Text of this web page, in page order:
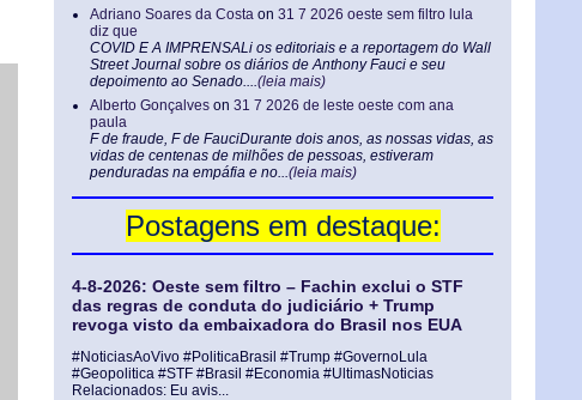
Adriano Soares da Costa on 31 7 2026 oeste sem filtro lula
diz que
COVID E A IMPRENSALi os editoriais e a reportagem do Wall
Street Journal sobre os diários de Anthony Fauci e seu
depoimento ao Senado....(leia mais)
Alberto Gonçalves on 31 7 2026 de leste oeste com ana
paula
F de fraude, F de FauciDurante dois anos, as nossas vidas, as
vidas de centenas de milhões de pessoas, estiveram
penduradas na empáfia e no...(leia mais)
Postagens em destaque:
4-8-2026: Oeste sem filtro – Fachin exclui o STF
das regras de conduta do judiciário + Trump
revoga visto da embaixadora do Brasil nos EUA
#NoticiasAoVivo #PoliticaBrasil #Trump #GovernoLula
#Geopolitica #STF #Brasil #Economia #UltimasNoticias
Relacionados: Eu avis...